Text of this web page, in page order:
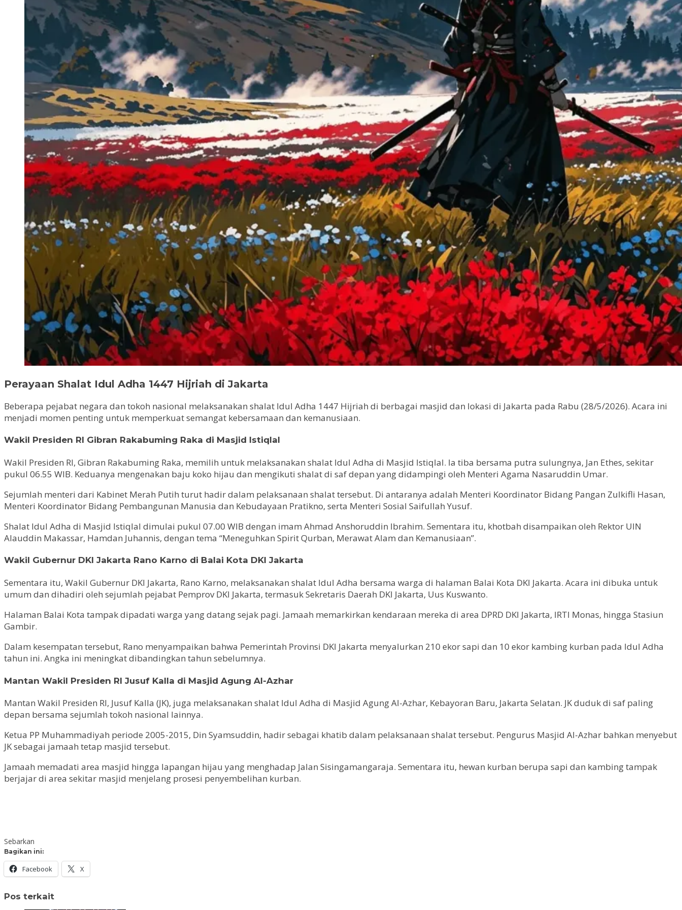
Perayaan Shalat Idul Adha 1447 Hijriah di Jakarta
Beberapa pejabat negara dan tokoh nasional melaksanakan shalat Idul Adha 1447 Hijriah di berbagai masjid dan lokasi di Jakarta pada Rabu (28/5/2026). Acara ini
menjadi momen penting untuk memperkuat semangat kebersamaan dan kemanusiaan.
Wakil Presiden RI Gibran Rakabuming Raka di Masjid Istiqlal
Wakil Presiden RI, Gibran Rakabuming Raka, memilih untuk melaksanakan shalat Idul Adha di Masjid Istiqlal. Ia tiba bersama putra sulungnya, Jan Ethes, sekitar
pukul 06.55 WIB. Keduanya mengenakan baju koko hijau dan mengikuti shalat di saf depan yang didampingi oleh Menteri Agama Nasaruddin Umar.
Sejumlah menteri dari Kabinet Merah Putih turut hadir dalam pelaksanaan shalat tersebut. Di antaranya adalah Menteri Koordinator Bidang Pangan Zulkifli Hasan,
Menteri Koordinator Bidang Pembangunan Manusia dan Kebudayaan Pratikno, serta Menteri Sosial Saifullah Yusuf.
Shalat Idul Adha di Masjid Istiqlal dimulai pukul 07.00 WIB dengan imam Ahmad Anshoruddin Ibrahim. Sementara itu, khotbah disampaikan oleh Rektor UIN
Alauddin Makassar, Hamdan Juhannis, dengan tema “Meneguhkan Spirit Qurban, Merawat Alam dan Kemanusiaan”.
Wakil Gubernur DKI Jakarta Rano Karno di Balai Kota DKI Jakarta
Sementara itu, Wakil Gubernur DKI Jakarta, Rano Karno, melaksanakan shalat Idul Adha bersama warga di halaman Balai Kota DKI Jakarta. Acara ini dibuka untuk
umum dan dihadiri oleh sejumlah pejabat Pemprov DKI Jakarta, termasuk Sekretaris Daerah DKI Jakarta, Uus Kuswanto.
Halaman Balai Kota tampak dipadati warga yang datang sejak pagi. Jamaah memarkirkan kendaraan mereka di area DPRD DKI Jakarta, IRTI Monas, hingga Stasiun
Gambir.
Dalam kesempatan tersebut, Rano menyampaikan bahwa Pemerintah Provinsi DKI Jakarta menyalurkan 210 ekor sapi dan 10 ekor kambing kurban pada Idul Adha
tahun ini. Angka ini meningkat dibandingkan tahun sebelumnya.
Mantan Wakil Presiden RI Jusuf Kalla di Masjid Agung Al-Azhar
Mantan Wakil Presiden RI, Jusuf Kalla (JK), juga melaksanakan shalat Idul Adha di Masjid Agung Al-Azhar, Kebayoran Baru, Jakarta Selatan. JK duduk di saf paling
depan bersama sejumlah tokoh nasional lainnya.
Ketua PP Muhammadiyah periode 2005-2015, Din Syamsuddin, hadir sebagai khatib dalam pelaksanaan shalat tersebut. Pengurus Masjid Al-Azhar bahkan menyebut
JK sebagai jamaah tetap masjid tersebut.
Jamaah memadati area masjid hingga lapangan hijau yang menghadap Jalan Sisingamangaraja. Sementara itu, hewan kurban berupa sapi dan kambing tampak
berjajar di area sekitar masjid menjelang prosesi penyembelihan kurban.
Sebarkan
Bagikan ini:
Facebook X
Pos terkait